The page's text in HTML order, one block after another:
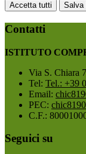
Accetta tutti Salva
Contatti
ISTITUTO
Via S. Chiara
Tel: Tel.: +39
Email:
PEC:
C.F.:
Seguici su